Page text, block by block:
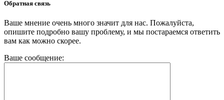
Обратная связь
Ваше мнение очень много значит для нас. Пожалуйста,
опишите подробно вашу проблему, и мы постараемся ответить
вам как можно скорее.
Ваше сообщение: